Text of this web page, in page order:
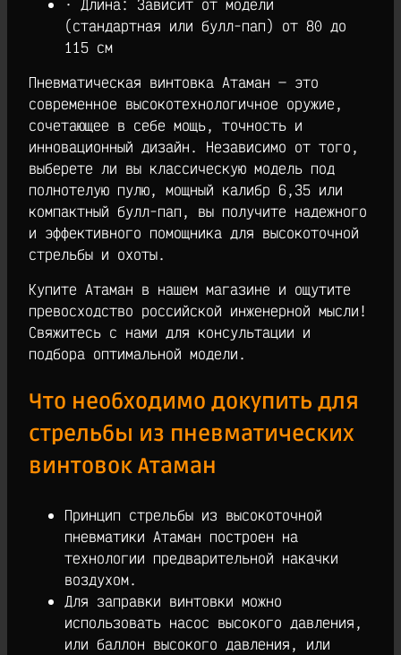
· Длина: Зависит от модели
(стандартная или булл-пап) от 80 до
115 см
Пневматическая винтовка Атаман — это
современное высокотехнологичное оружие,
сочетающее в себе мощь, точность и
инновационный дизайн. Независимо от того,
выберете ли вы классическую модель под
полнотелую пулю, мощный калибр 6,35 или
компактный булл-пап, вы получите надежного
и эффективного помощника для высокоточной
стрельбы и охоты.
Купите Атаман в нашем магазине и ощутите
превосходство российской инженерной мысли!
Свяжитесь с нами для консультации и
подбора оптимальной модели.
Что необходимо докупить для
стрельбы из пневматических
винтовок Атаман
Принцип стрельбы из высокоточной
пневматики Атаман построен на
технологии предварительной накачки
воздухом.
Для заправки винтовки можно
использовать насос высокого давления,
или баллон высокого давления, или